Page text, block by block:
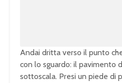
Andai dritta verso il punto
con lo sguardo: il pavimento
sottoscala. Presi un piede di